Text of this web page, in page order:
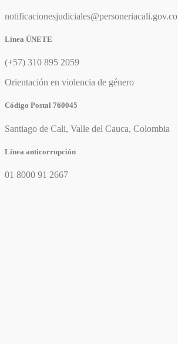
notificacionesjudiciales@personeriacali.gov.co
Línea ÚNETE
(+57) 310 895 2059
Orientación en violencia de género
Código Postal 760045
Santiago de Cali, Valle del Cauca, Colombia
Línea anticorrupción
01 8000 91 2667